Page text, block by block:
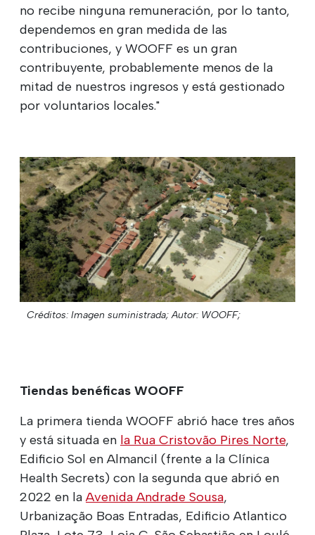
no recibe ninguna remuneración, por lo tanto,
dependemos en gran medida de las
contribuciones, y WOOFF es un gran
contribuyente, probablemente menos de la
mitad de nuestros ingresos y está gestionado
por voluntarios locales."
Créditos: Imagen suministrada; Autor: WOOFF;
Tiendas benéficas WOOFF
La primera tienda WOOFF abrió hace tres años
y está situada en la Rua Cristovão Pires Norte,
Edificio Sol en Almancil (frente a la Clínica
Health Secrets) con la segunda que abrió en
2022 en laAvenida Andrade Sousa,
Urbanização Boas Entradas, Edificio Atlantico